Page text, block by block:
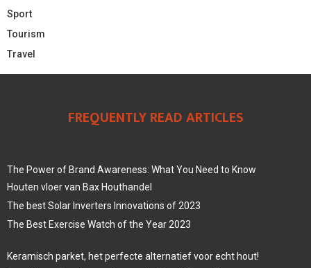
Sport
Tourism
Travel
FREQUENTLY READ ARTICLES
The Power of Brand Awareness: What You Need to Know
Houten vloer van Bax Houthandel
The best Solar Inverters Innovations of 2023
The Best Exercise Watch of the Year 2023
Keramisch parket, het perfecte alternatief voor echt hout!